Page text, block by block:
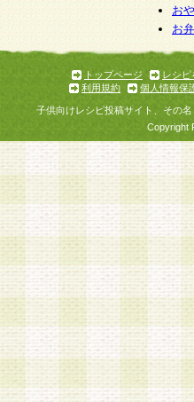
お
お
トップページ
レシピ
利用規約
個人情報保
子供向けレシピ投稿サイト、その
Copyright